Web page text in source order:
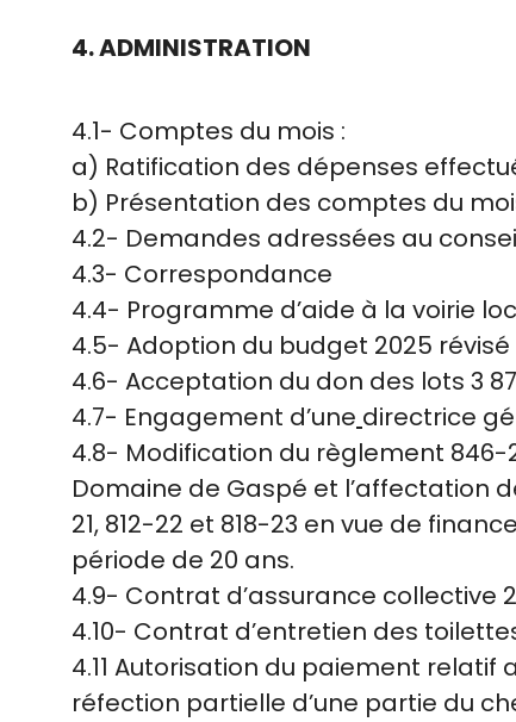
4. ADMINISTRATION
4.1- Comptes du mois :
a) Ratification des dépenses
b) Présentation des comptes du
4.2- Demandes adressées au
4.3- Correspondance
4.4- Programme d’aide à la voirie
4.5- Adoption du budget 2025 révisé
4.6- Acceptation du don des lots 3
4.7- Engagement d’une directrice
4.8- Modification du règlement
Domaine de Gaspé et l’affectation
21, 812-22 et 818-23 en vue de
période de 20 ans.
4.9- Contrat d’assurance collective
4.10- Contrat d’entretien des
4.11 Autorisation du paiement
réfection partielle d’une partie du